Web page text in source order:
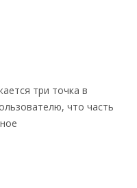
три точка в
что часть